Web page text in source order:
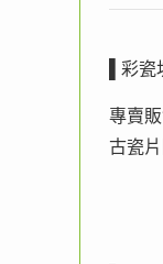
▌彩瓷
專賣
古瓷